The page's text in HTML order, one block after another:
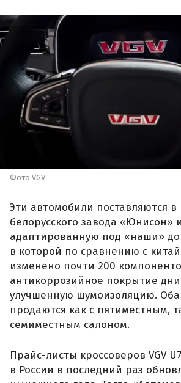
Фото VGV
Эти автомобили поставляются в
белорусского завода «Юнисон»
адаптированную под «наши»
в которой по сравнению с
изменено почти 200
антикоррозийное покрытие
улучшенную шумоизоляцию. Оба
продаются как с пятиместным,
семиместным салоном.
Прайс-листы кроссоверов VGV
в России в последний раз